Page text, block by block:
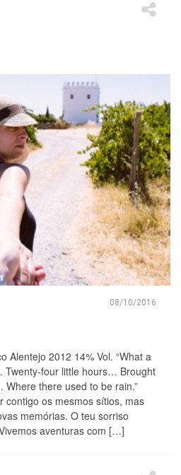
08/10/2016
Alentejo 2012 14% Vol. “What a
Twenty-four little hours… Brought
there used to be rain.”
contigo os mesmos sítios, mas
memórias. O teu sorriso
aventuras com […]